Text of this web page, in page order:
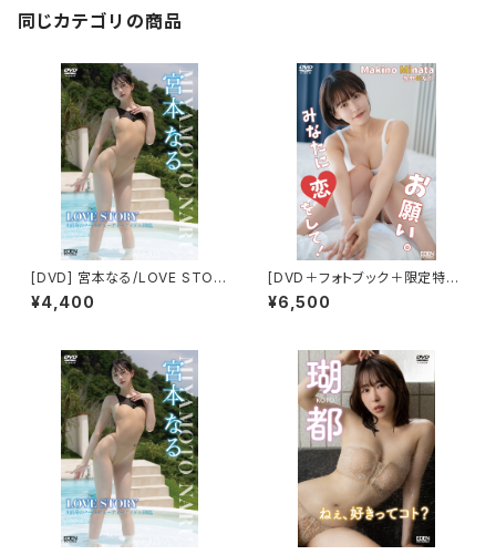
同じカテゴリの商品
[DVD] 宮本なる/LOVE STOR
Y 限定ブロマイド５種(ABCDE)
付き
¥4,400
[DVD＋フォトブック＋限定特典
付き] 牧野みなた／お願い。みな
たに恋をして！
¥6,500